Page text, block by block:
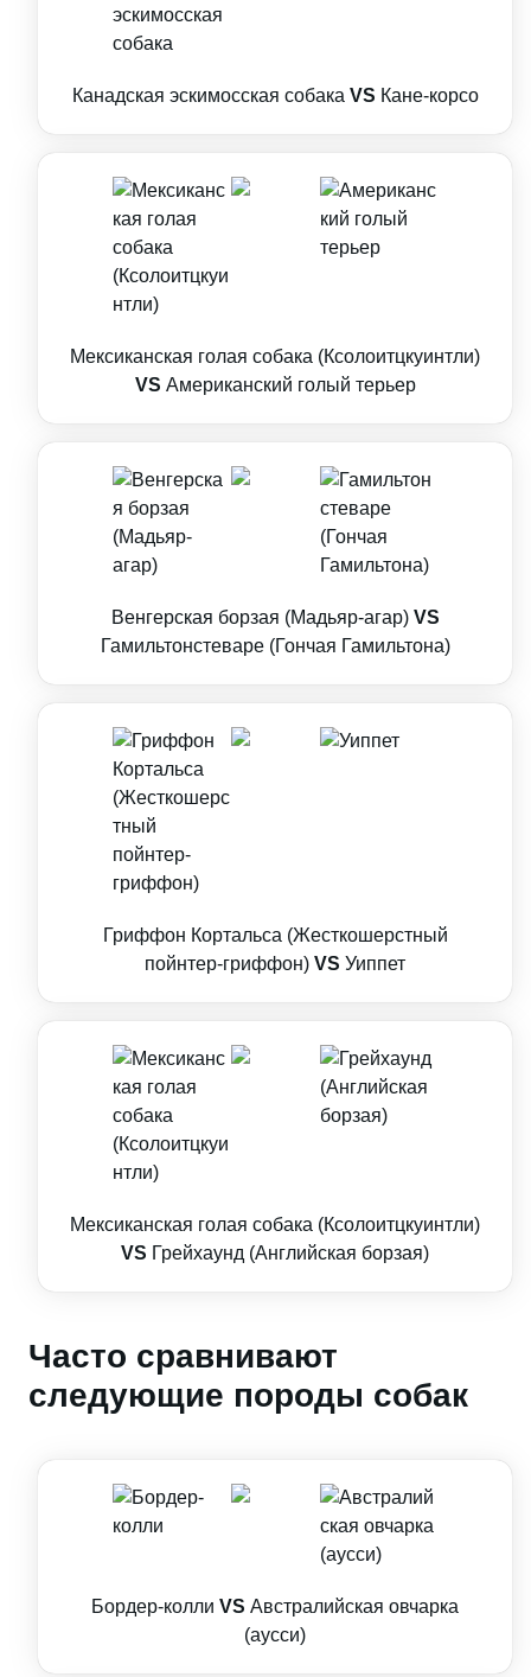
Канадская эскимосская собака VS Кане-корсо
Мексиканская голая собака (Ксолоитцкуинтли)
VS Американский голый терьер
Венгерская борзая (Мадьяр-агар) VS
Гамильтонстеваре (Гончая Гамильтона)
Гриффон Кортальса (Жесткошерстный
пойнтер-гриффон) VS Уиппет
Мексиканская голая собака (Ксолоитцкуинтли)
VS Грейхаунд (Английская борзая)
Часто сравнивают
следующие породы собак
Бордер-колли VS Австралийская овчарка
(аусси)